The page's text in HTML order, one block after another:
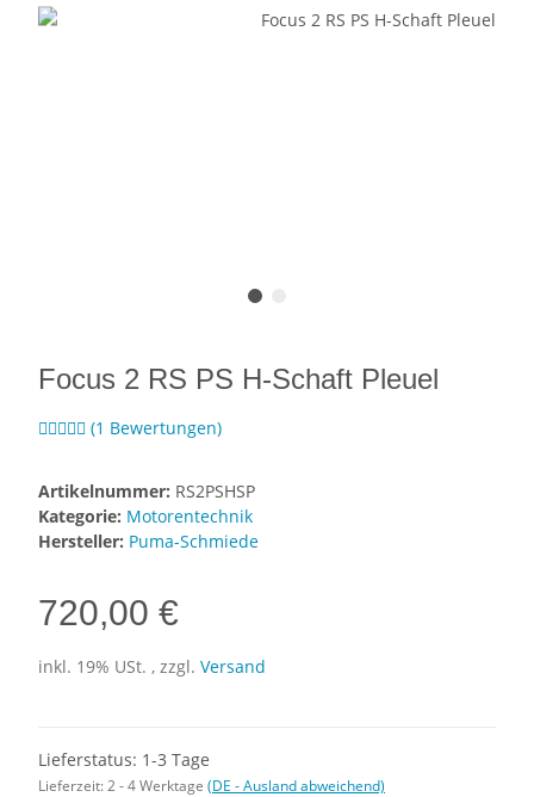
Focus 2 RS PS H-Schaft Pleuel
(1 Bewertungen)
Artikelnummer: RS2PSHSP
Kategorie: Motorentechnik
Hersteller: Puma-Schmiede
720,00 €
inkl. 19% USt. , zzgl. Versand
Lieferstatus: 1-3 Tage
Lieferzeit:2 - 4 Werktage (DE - Ausland abweichend)